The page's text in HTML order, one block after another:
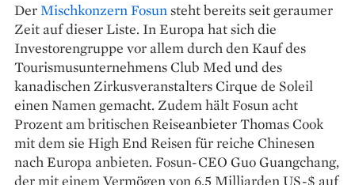
Der Mischkonzern Fosunsteht bereits seit geraumer
Zeit auf dieser Liste. In Europa hat sich die
Investorengruppe vor allem durch den Kauf des
Tourismusunternehmens Club Med und des
kanadischen Zirkusveranstalters Cirque de Soleil
einen Namen gemacht. Zudem hält Fosun acht
Prozent am britischen Reiseanbieter Thomas Cook
mit dem sie High End Reisen für reiche Chinesen
nach Europa anbieten. Fosun-CEO Guo Guangchang,
der mit einem Vermögen von 6,5 Milliarden US-$ auf